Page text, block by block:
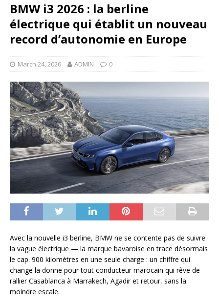
BMW i3 2026 : la berline
électrique qui établit un nouveau
record d’autonomie en Europe
March 24, 2026 ADMIN 0
Avec la nouvelle i3 berline, BMW ne se contente pas de suivre
la vague électrique — la marque bavaroise en trace désormais
le cap. 900 kilomètres en une seule charge : un chiffre qui
change la donne pour tout conducteur marocain qui rêve de
rallier Casablanca à Marrakech, Agadir et retour, sans la
moindre escale.